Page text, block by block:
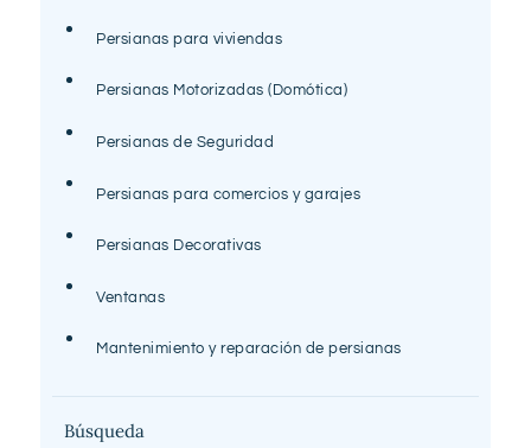
Persianas para viviendas
Persianas Motorizadas (Domótica)
Persianas de Seguridad
Persianas para comercios y garajes
Persianas Decorativas
Ventanas
Mantenimiento y reparación de persianas
Búsqueda